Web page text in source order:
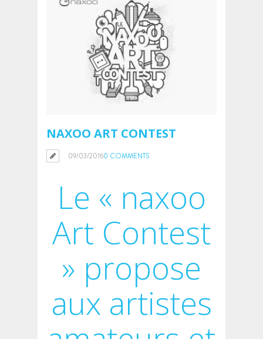
NAXOO ART CONTEST
09/03/20160 COMMENTS
Le « naxoo
Art Contest
» propose
aux artistes